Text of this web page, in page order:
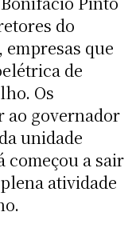
do
que
de
Os
ao governador
unidade
começou a sair
atividade